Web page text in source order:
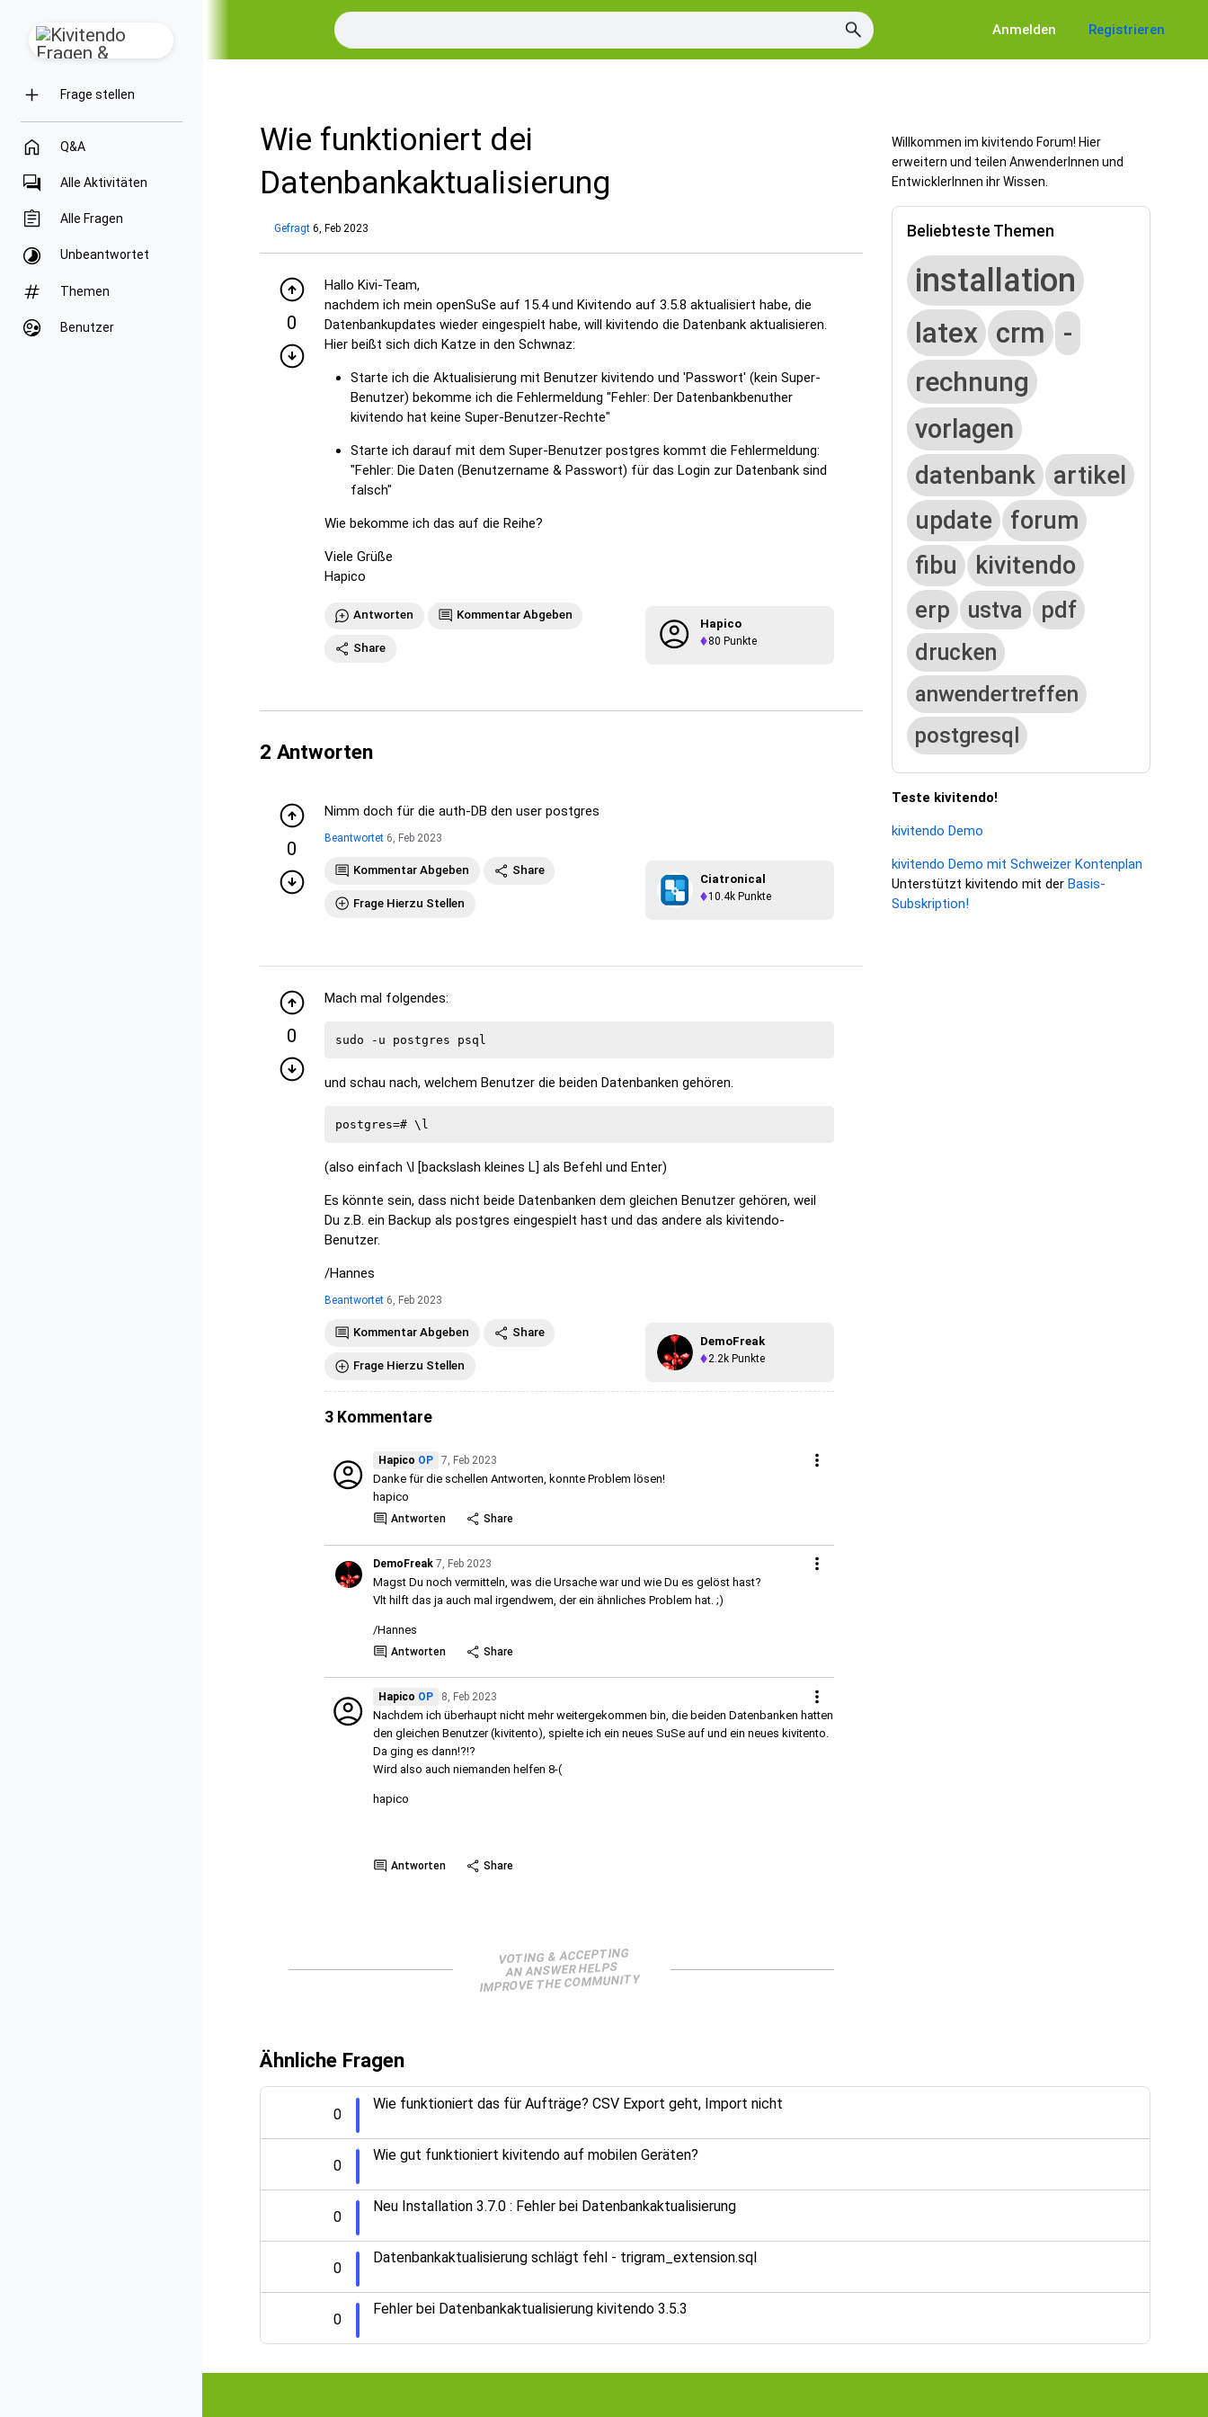
Anmelden Registrieren
Frage stellen
Q&A
Alle Aktivitäten
Alle Fragen
Unbeantwortet
Themen
Benutzer
Wie funktioniert dei
Datenbankaktualisierung
Gefragt 6, Feb 2023
0
Hallo Kivi-Team,
nachdem ich mein openSuSe auf 15.4 und Kivitendo auf 3.5.8 aktualisiert habe, die
Datenbankupdates wieder eingespielt habe, will kivitendo die Datenbank aktualisieren.
Hier beißt sich dich Katze in den Schwnaz:
Starte ich die Aktualisierung mit Benutzer kivitendo und 'Passwort' (kein Super-
Benutzer) bekomme ich die Fehlermeldung "Fehler: Der Datenbankbenuther
kivitendo hat keine Super-Benutzer-Rechte"
Starte ich darauf mit dem Super-Benutzer postgres kommt die Fehlermeldung:
"Fehler: Die Daten (Benutzername & Passwort) für das Login zur Datenbank sind
falsch"
Wie bekomme ich das auf die Reihe?
Viele Grüße
Hapico
Hapico
80 Punkte
Antworten Kommentar Abgeben
Share
2 Antworten
0
Nimm doch für die auth-DB den user postgres
Beantwortet 6, Feb 2023
Ciatronical
10.4k Punkte
Kommentar Abgeben Share
Frage Hierzu Stellen
0
Mach mal folgendes:
und schau nach, welchem Benutzer die beiden Datenbanken gehören.
(also einfach \l [backslash kleines L] als Befehl und Enter)
Es könnte sein, dass nicht beide Datenbanken dem gleichen Benutzer gehören, weil
Du z.B. ein Backup als postgres eingespielt hast und das andere als kivitendo-
Benutzer.
/Hannes
Beantwortet 6, Feb 2023
DemoFreak
2.2k Punkte
Kommentar Abgeben Share
Frage Hierzu Stellen
3 Kommentare
Hapico OP 7, Feb 2023
Danke für die schellen Antworten, konnte Problem lösen!
hapico
Antworten Share
DemoFreak 7, Feb 2023
Magst Du noch vermitteln, was die Ursache war und wie Du es gelöst hast?
Vlt hilft das ja auch mal irgendwem, der ein ähnliches Problem hat. ;)
/Hannes
Antworten Share
Hapico OP 8, Feb 2023
Nachdem ich überhaupt nicht mehr weitergekommen bin, die beiden Datenbanken hatten
den gleichen Benutzer (kivitento), spielte ich ein neues SuSe auf und ein neues kivitento.
Da ging es dann!?!?
Wird also auch niemanden helfen 8-(
hapico
Antworten Share
VOTING & ACCEPTING
AN ANSWER HELPS
IMPROVE THE COMMUNITY
Willkommen im kivitendo Forum! Hier
erweitern und teilen AnwenderInnen und
EntwicklerInnen ihr Wissen.
Beliebteste Themen
installation
latex crm
-
rechnung
vorlagen
datenbank artikel
update
forum
fibu
kivitendo
erp ustva
pdf
drucken
anwendertreffen
postgresql
Teste kivitendo!
kivitendo Demo
kivitendo Demo mit Schweizer Kontenplan
Unterstützt kivitendo mit der Basis-
Subskription!
Ähnliche Fragen
0
Wie funktioniert das für Aufträge? CSV Export geht, Import nicht
0
Wie gut funktioniert kivitendo auf mobilen Geräten?
0
Neu Installation 3.7.0 : Fehler bei Datenbankaktualisierung
0
Datenbankaktualisierung schlägt fehl - trigram_extension.sql
0
Fehler bei Datenbankaktualisierung kivitendo 3.5.3